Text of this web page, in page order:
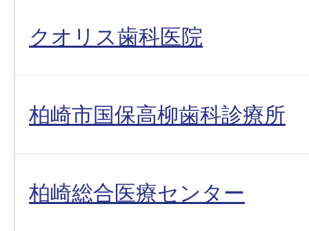
クオリス歯科医院
柏崎市国保高柳歯科診療所
柏崎総合医療センター